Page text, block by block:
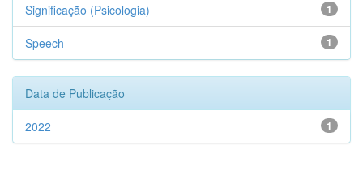
1
Significação (Psicologia)
1
Speech
Data de Publicação
1
2022